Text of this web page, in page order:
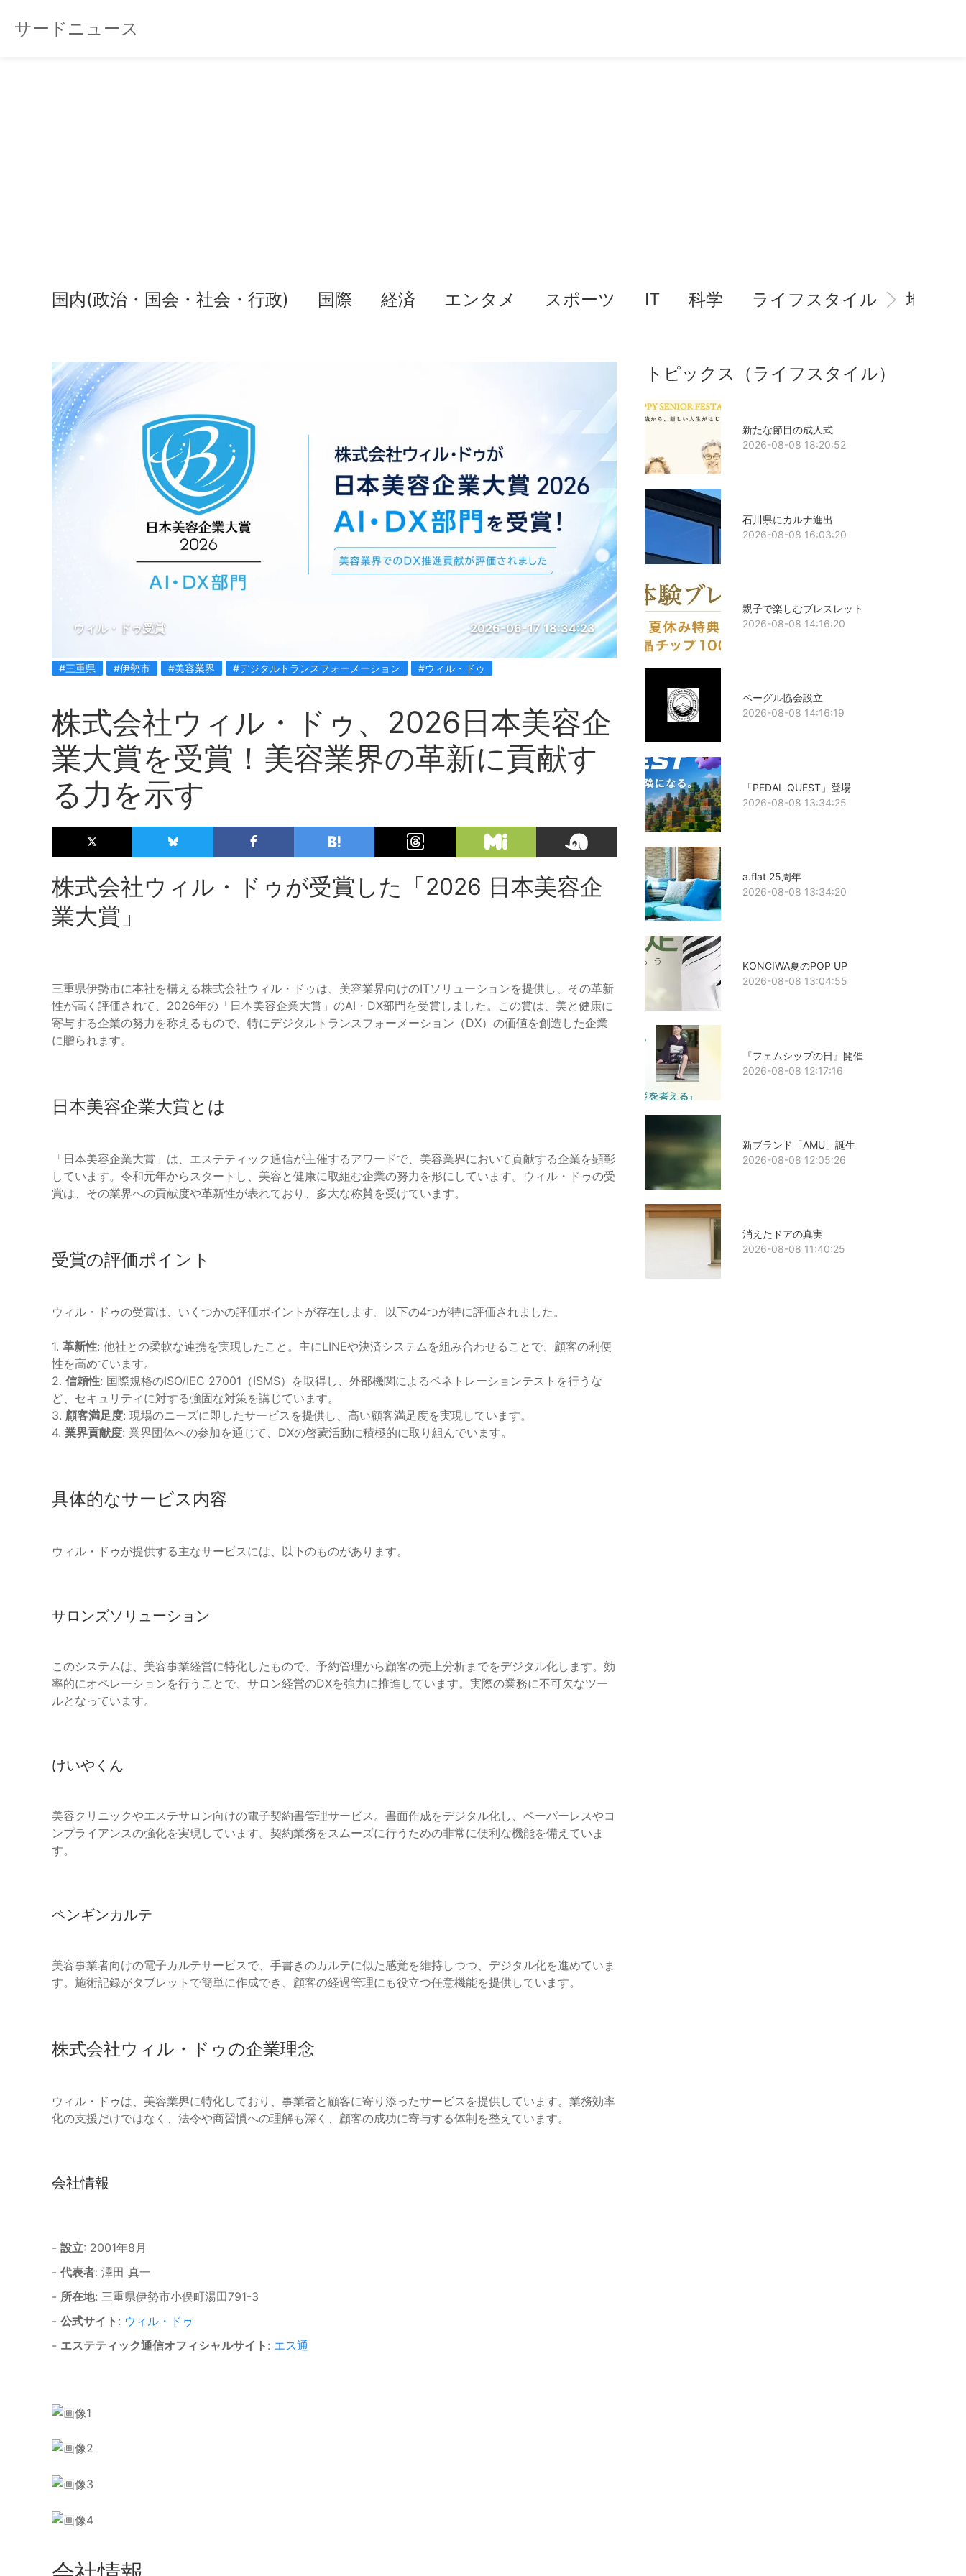
サードニュース
国内(政治・国会・社会・行政) 国際 経済 エンタメ スポーツ IT 科学 ライフスタイル 地域情
ウィル・ドゥ受賞 2026-06-17 18:34:23
#三重県 #伊勢市 #美容業界 #デジタルトランスフォーメーション #ウィル・ドゥ
株式会社ウィル・ドゥ、2026日本美容企
業大賞を受賞！美容業界の革新に貢献す
る力を示す
株式会社ウィル・ドゥが受賞した「2026 日本美容企
業大賞」
三重県伊勢市に本社を構える株式会社ウィル・ドゥは、美容業界向けのITソリューションを提供し、その革新
性が高く評価されて、2026年の「日本美容企業大賞」のAI・DX部門を受賞しました。この賞は、美と健康に
寄与する企業の努力を称えるもので、特にデジタルトランスフォーメーション（DX）の価値を創造した企業
に贈られます。
日本美容企業大賞とは
「日本美容企業大賞」は、エステティック通信が主催するアワードで、美容業界において貢献する企業を顕彰
しています。令和元年からスタートし、美容と健康に取組む企業の努力を形にしています。ウィル・ドゥの受
賞は、その業界への貢献度や革新性が表れており、多大な称賛を受けています。
受賞の評価ポイント
ウィル・ドゥの受賞は、いくつかの評価ポイントが存在します。以下の4つが特に評価されました。
1. 革新性: 他社との柔軟な連携を実現したこと。主にLINEや決済システムを組み合わせることで、顧客の利便
性を高めています。
2. 信頼性: 国際規格のISO/IEC 27001（ISMS）を取得し、外部機関によるペネトレーションテストを行うな
ど、セキュリティに対する強固な対策を講じています。
3. 顧客満足度: 現場のニーズに即したサービスを提供し、高い顧客満足度を実現しています。
4. 業界貢献度: 業界団体への参加を通じて、DXの啓蒙活動に積極的に取り組んでいます。
具体的なサービス内容
ウィル・ドゥが提供する主なサービスには、以下のものがあります。
サロンズソリューション
このシステムは、美容事業経営に特化したもので、予約管理から顧客の売上分析までをデジタル化します。効
率的にオペレーションを行うことで、サロン経営のDXを強力に推進しています。実際の業務に不可欠なツー
ルとなっています。
けいやくん
美容クリニックやエステサロン向けの電子契約書管理サービス。書面作成をデジタル化し、ペーパーレスやコ
ンプライアンスの強化を実現しています。契約業務をスムーズに行うための非常に便利な機能を備えていま
す。
ペンギンカルテ
美容事業者向けの電子カルテサービスで、手書きのカルテに似た感覚を維持しつつ、デジタル化を進めていま
す。施術記録がタブレットで簡単に作成でき、顧客の経過管理にも役立つ任意機能を提供しています。
株式会社ウィル・ドゥの企業理念
ウィル・ドゥは、美容業界に特化しており、事業者と顧客に寄り添ったサービスを提供しています。業務効率
化の支援だけではなく、法令や商習慣への理解も深く、顧客の成功に寄与する体制を整えています。
会社情報
- 設立: 2001年8月
- 代表者: 澤田 真一
- 所在地: 三重県伊勢市小俣町湯田791-3
- 公式サイト : ウィル・ドゥ
- エステティック通信オフィシャルサイト : エス通
トピックス（ライフスタイル）
新たな節目の成人式
2026-08-08 18:20:52
石川県にカルナ進出
2026-08-08 16:03:20
親子で楽しむブレスレット
2026-08-08 14:16:20
ベーグル協会設立
2026-08-08 14:16:19
「PEDAL QUEST」登場
2026-08-08 13:34:25
a.flat 25周年
2026-08-08 13:34:20
KONCIWA夏のPOP UP
2026-08-08 13:04:55
『フェムシップの日』開催
2026-08-08 12:17:16
新ブランド「AMU」誕生
2026-08-08 12:05:26
消えたドアの真実
2026-08-08 11:40:25